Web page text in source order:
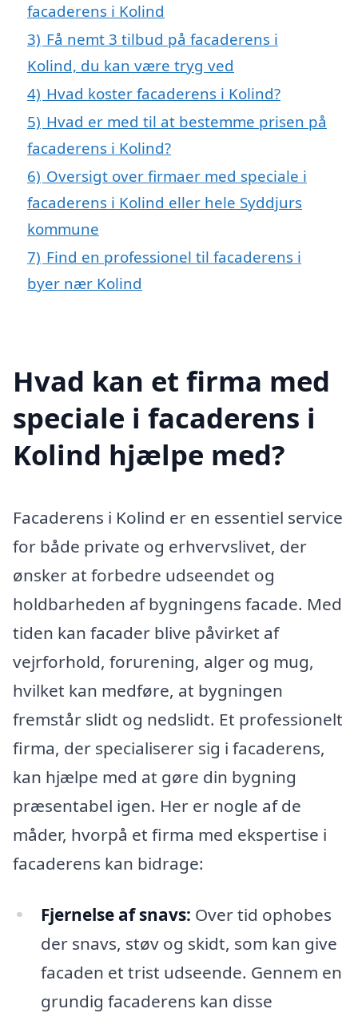
facaderens i Kolind
3) Få nemt 3 tilbud på facaderens i
Kolind, du kan være tryg ved
4) Hvad koster facaderens i Kolind?
5) Hvad er med til at bestemme prisen på
facaderens i Kolind?
6) Oversigt over firmaer med speciale i
facaderens i Kolind eller hele Syddjurs
kommune
7) Find en professionel til facaderens i
byer nær Kolind
Hvad kan et firma med
speciale i facaderens i
Kolind hjælpe med?
Facaderens i Kolind er en essentiel service
for både private og erhvervslivet, der
ønsker at forbedre udseendet og
holdbarheden af bygningens facade. Med
tiden kan facader blive påvirket af
vejrforhold, forurening, alger og mug,
hvilket kan medføre, at bygningen
fremstår slidt og nedslidt. Et professionelt
firma, der specialiserer sig i facaderens,
kan hjælpe med at gøre din bygning
præsentabel igen. Her er nogle af de
måder, hvorpå et firma med ekspertise i
facaderens kan bidrage:
Fjernelse af snavs: Over tid ophobes
der snavs, støv og skidt, som kan give
facaden et trist udseende. Gennem en
grundig facaderens kan disse